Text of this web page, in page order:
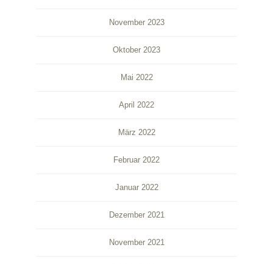
November 2023
Oktober 2023
Mai 2022
April 2022
März 2022
Februar 2022
Januar 2022
Dezember 2021
November 2021